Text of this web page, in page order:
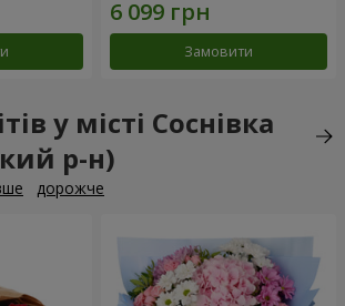
Замовити
у місті Соснівка
р-н)
дорожче